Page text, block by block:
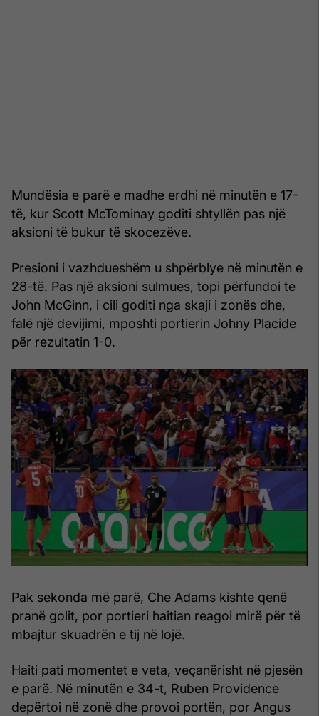
Mundësia e parë e madhe erdhi në minutën e 17-
të, kur Scott McTominay goditi shtyllën pas një
aksioni të bukur të skocezëve.
Presioni i vazhdueshëm u shpërblye në minutën e
28-të. Pas një aksioni sulmues, topi përfundoi te
John McGinn, i cili goditi nga skaji i zonës dhe,
falë një devijimi, mposhti portierin Johny Placide
për rezultatin 1-0.
Pak sekonda më parë, Che Adams kishte qenë
pranë golit, por portieri haitian reagoi mirë për të
mbajtur skuadrën e tij në lojë.
Haiti pati momentet e veta, veçanërisht në pjesën
e parë. Në minutën e 34-t, Ruben Providence
depërtoi në zonë dhe provoi portën, por Angus